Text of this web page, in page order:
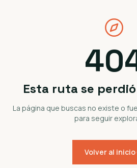
Esta ruta se
La página que buscas no existe o
para seguir
Volver al inicio